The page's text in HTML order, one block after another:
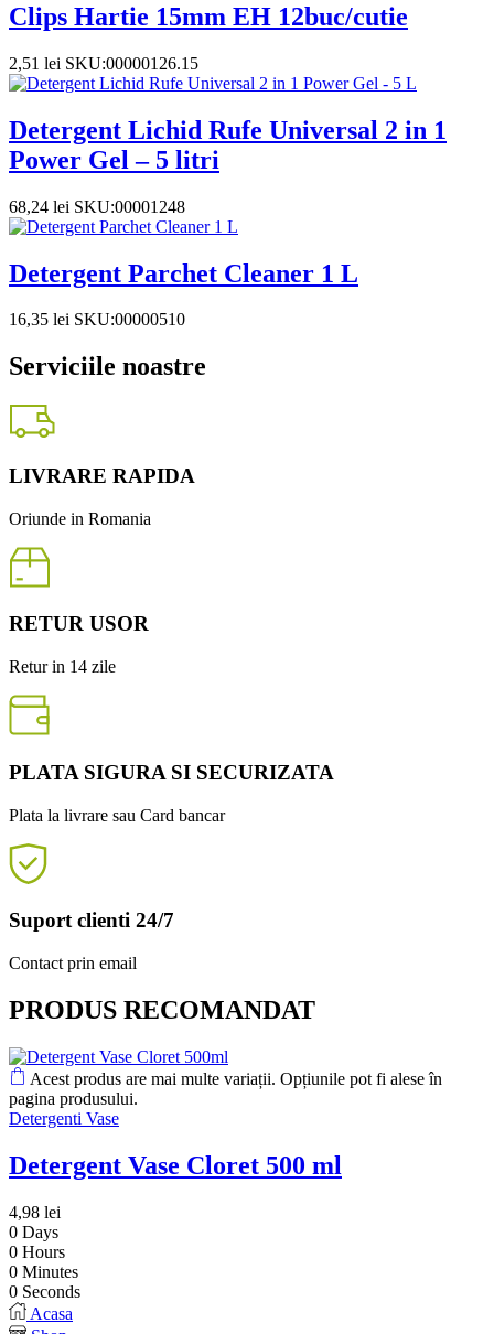
Clips Hartie 15mm EH 12buc/cutie
2,51 lei SKU:00000126.15
Detergent Lichid Rufe Universal 2 in 1
Power Gel – 5 litri
68,24 lei SKU:00001248
Detergent Parchet Cleaner 1 L
16,35 lei SKU:00000510
Serviciile noastre
LIVRARE RAPIDA
Oriunde in Romania
RETUR USOR
Retur in 14 zile
PLATA SIGURA SI SECURIZATA
Plata la livrare sau Card bancar
Suport clienti 24/7
Contact prin email
PRODUS RECOMANDAT
Acest produs are mai multe variații. Opțiunile pot fi alese în
pagina produsului.
Detergenti Vase
Detergent Vase Cloret 500 ml
4,98 lei
0 Days
0 Hours
0 Minutes
0 Seconds
Acasa